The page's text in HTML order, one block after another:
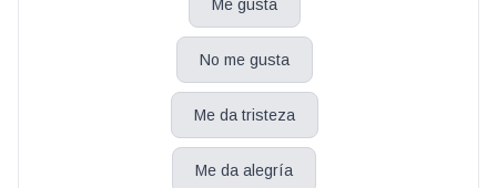
Me gusta
No me gusta
Me da tristeza
Me da alegría